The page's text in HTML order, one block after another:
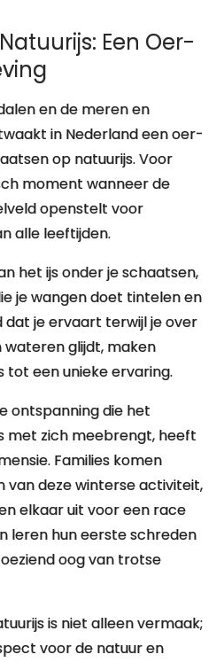
Een Oer-
en de meren en
in Nederland een oer-
op natuurijs. Voor
moment wanneer de
openstelt voor
alle leeftijden.
het ijs onder je schaatsen,
je wangen doet tintelen en
dat je ervaart terwijl je over
glijdt, maken
tot een unieke ervaring.
ontspanning die het
met zich meebrengt, heeft
Families komen
van deze winterse activiteit,
elkaar uit voor een race
leren hun eerste schreden
oog van trotse
is niet alleen vermaak;
voor de natuur en